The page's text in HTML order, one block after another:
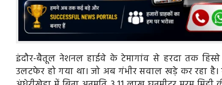
इंदौर-बैतूल नेशनल हाईवे के टेमागांव से हरदा तक हिस्से
उलटफेर हो गया था। जो अब गंभीर सवाल खड़े कर रहा